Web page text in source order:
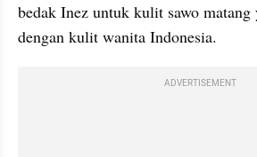
bedak Inez untuk kulit sawo matang
dengan kulit wanita Indonesia.
ADVERTISEMENT